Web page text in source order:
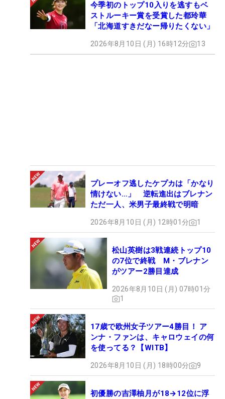
今季初のトップ10入りを逃すもベ
ストルーキー賞を受賞した都玲華
「北海道すきだなー帰りたくない」
2026年8月10日 (月) 16時12分 13
プレーオフ逃したケプカは「かなり
情けない…」 逆転進出はブレナン
ただ一人、米男子最終戦で明暗
2026年8月10日 (月) 12時01分 1
松山英樹は3戦連続トップ10
の7位で終戦 M・ブレナン
がツアー2勝目達成
2026年8月10日 (月) 07時01分
1
17歳で欧州女子ツアー4勝目！ ア
ンナ・ファンは、キャロウェイの何
を使ってる？【WITB】
2026年8月10日 (月) 18時00分 9
初優勝の吉澤柚月が18→12位に浮